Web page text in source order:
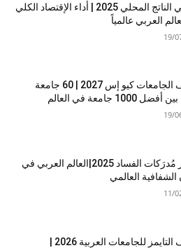
إجمالي الناتج المحلي 2025 | أداء الإقتصاد الكلي
العربي عالمياً
19/
تصنيف الجامعات كيو إس 2027 | 60 جامعة
1000 جامعة في العالم
19/
مؤشر مُدرَكات الفساد 2025|العالم العربي في
الشفافية العالمي
11/
تصنيف التايمز للجامعات العربية 2026 |